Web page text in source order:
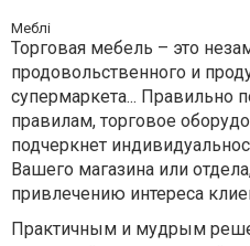
Меблі
Торговая мебель – это
продовольственного и
супермаркета... Правильно
правилам, торговое
подчеркнет
Вашего магазина или
привлечению интереса
Практичным и мудрым